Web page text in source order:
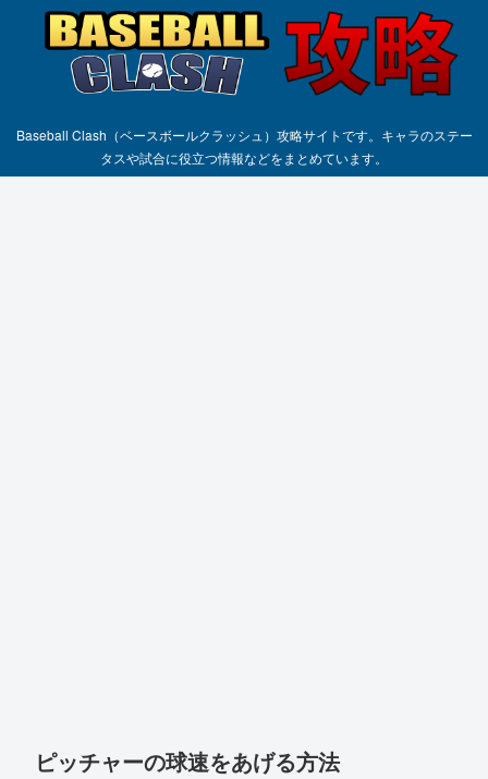
Baseball Clash（ベースボールクラッシュ）攻略サイトです。キャラのステー
タスや試合に役立つ情報などをまとめています。
ピッチャーの球速をあげる方法